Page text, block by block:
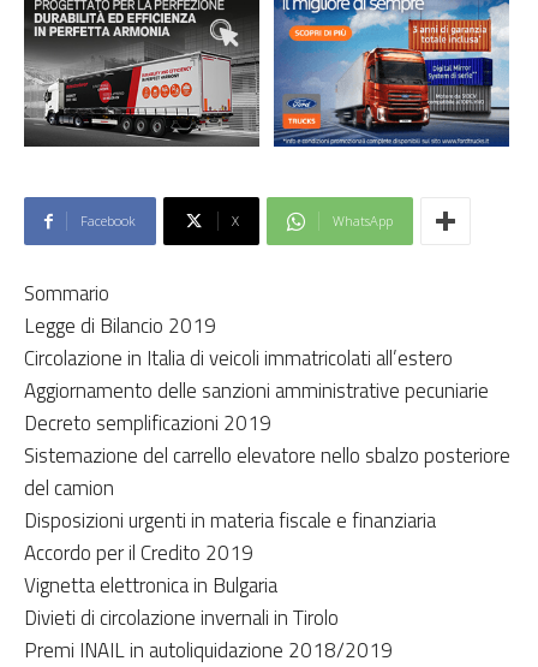
Facebook X WhatsApp
Sommario
Legge di Bilancio 2019
Circolazione in Italia di veicoli immatricolati all’estero
Aggiornamento delle sanzioni amministrative pecuniarie
Decreto semplificazioni 2019
Sistemazione del carrello elevatore nello sbalzo posteriore
del camion
Disposizioni urgenti in materia fiscale e finanziaria
Accordo per il Credito 2019
Vignetta elettronica in Bulgaria
Divieti di circolazione invernali in Tirolo
Premi INAIL in autoliquidazione 2018/2019